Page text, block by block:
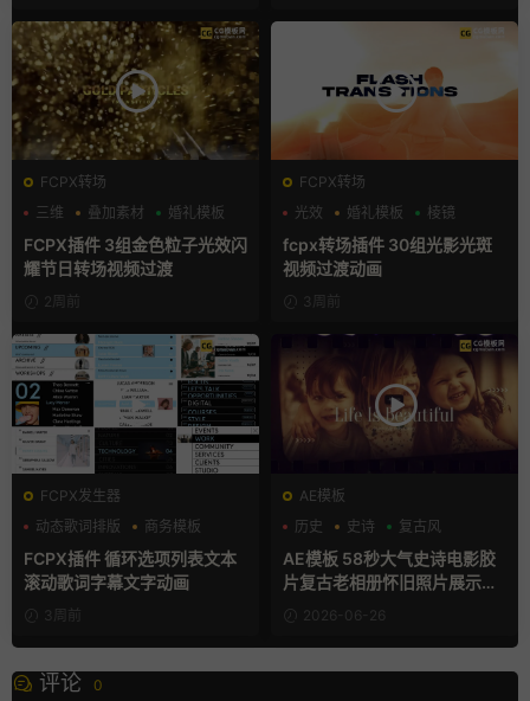
FCPX转场
三维
叠加素材 婚礼模板
FCPX插件 3组金色粒子光效闪
耀节日转场视频过渡
2周前
FCPX转场
光效
婚礼模板 棱镜
fcpx转场插件 30组光影光斑
视频过渡动画
3周前
FCPX发生器
动态歌词排版
商务模板
字幕模板
FCPX插件 循环选项列表文本
滚动歌词字幕文字动画
3周前
AE模板
历史
史诗 复古风
AE模板 58秒大气史诗电影胶
片复古老相册怀旧照片展示动
2026-06-26
评论 0